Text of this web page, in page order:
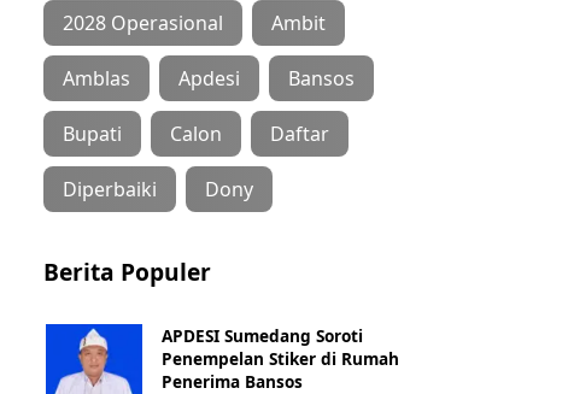
2028 Operasional Ambit
Amblas Apdesi Bansos
Bupati Calon Daftar
Diperbaiki Dony
Berita Populer
APDESI Sumedang Soroti
Penempelan Stiker di Rumah
Penerima Bansos